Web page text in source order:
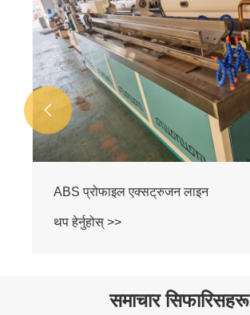
थप हेर्नुहोस् >>

समाचार सिफारिसहरू